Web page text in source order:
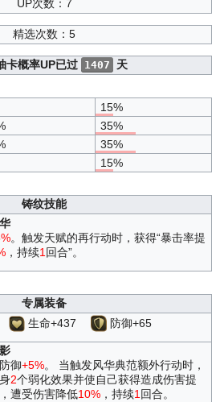
UP次数：7
精选次数：5
卡概率UP已过 1407 天
15%
35%
35%
15%
铸纹技能
。触发天赋的再行动时，获得“暴击率提
，持续1回合”。
专属装备
生命+437 防御+65
御+5%。 当触发风华典范额外行动时，
2个弱化效果并使自己获得造成伤害提
遭受伤害降低10%，持续1回合。